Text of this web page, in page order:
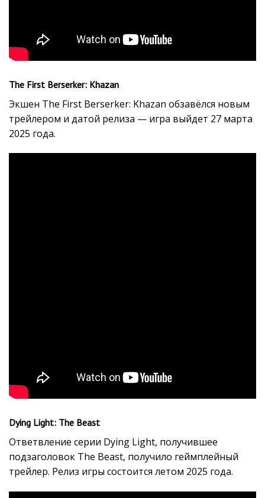
The First Berserker: Khazan
Экшен The First Berserker: Khazan обзавёлся новым
трейлером и датой релиза — игра выйдет 27 марта
2025 года.
Dying Light: The Beast
Ответвление серии Dying Light, получившее
подзаголовок The Beast, получило геймплейный
трейлер. Релиз игры состоится летом 2025 года.